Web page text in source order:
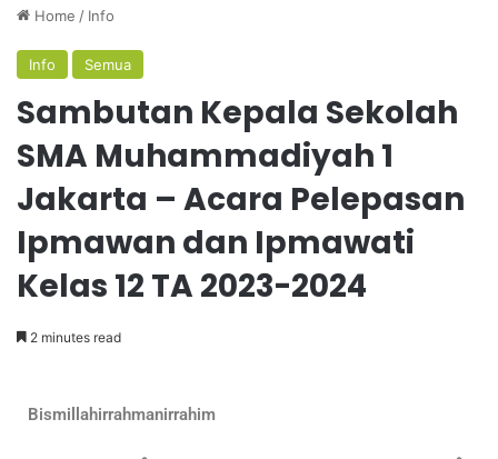
Home / Info
Info Semua
Sambutan Kepala Sekolah
SMA Muhammadiyah 1
Jakarta – Acara Pelepasan
Ipmawan dan Ipmawati
Kelas 12 TA 2023-2024
2 minutes read
Bismillahirrahmanirrahim